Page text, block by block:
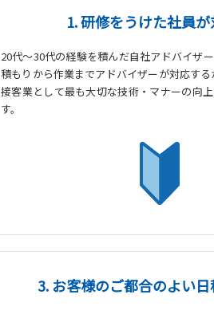
1. 研修をうけた社員が
20代～30代の経験を積んだ自社アドバイザ
積もりから作業までアドバイザーが対応する
接客業として最も大切な技術・マナーの向
す。
3. お客様のご都合のよい